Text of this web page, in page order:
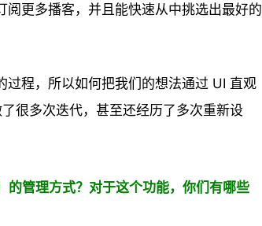
更多播客，并且能快速从中挑选出最好的
程，所以如何把我们的想法通过 UI 直观
很多次迭代，甚至还经历了多次重新设
管理方式？对于这个功能，你们有哪些